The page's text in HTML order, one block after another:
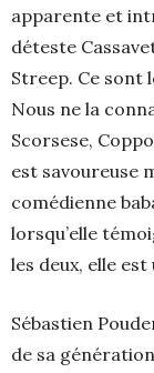
apparente et
déteste
Streep. Ce sont
Nous ne la
Scorsese,
est savoureuse
comédienne
lorsqu’elle
les deux, elle
Sébastien
de sa